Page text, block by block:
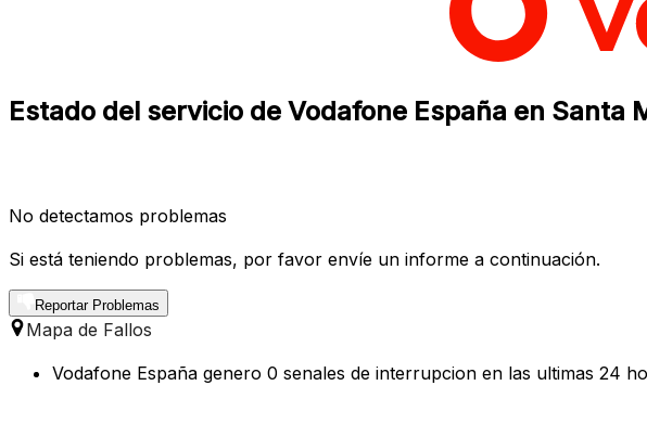
Estado del servicio de Vodafone España en Santa
No detectamos problemas
Si está teniendo problemas, por favor envíe un informe a continuación.
Reportar Problemas
Mapa de Fallos
Vodafone España genero 0 senales de interrupcion en las ultimas 24